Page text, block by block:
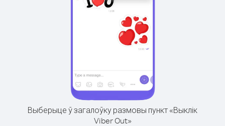
Выберыце ў загалоўку размовы пункт «Выклік
Viber Out»